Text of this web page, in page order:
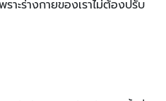
าะร่างกายของเราไม่ต้องปรับ